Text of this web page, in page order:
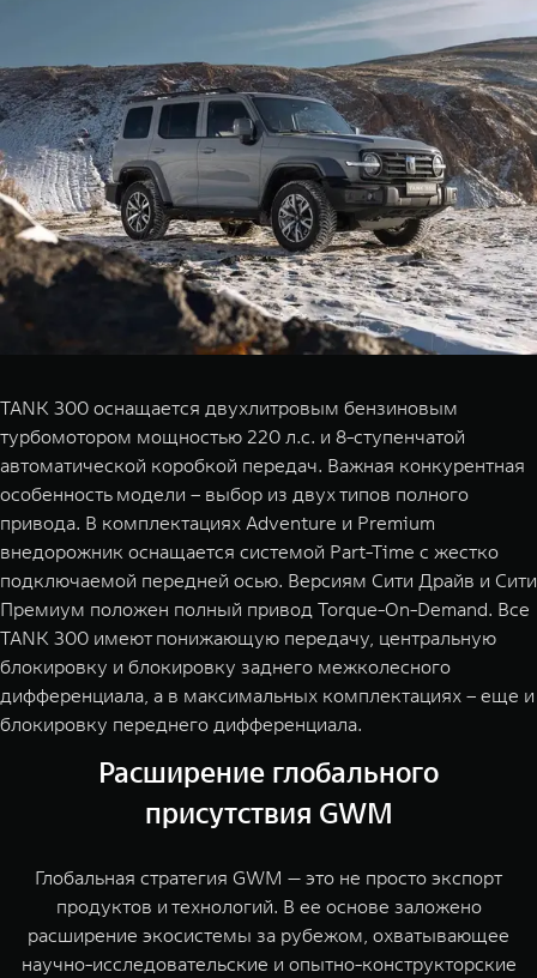
TANK 300 оснащается двухлитровым бензиновым
турбомотором мощностью 220 л.с. и 8-ступенчатой
автоматической коробкой передач. Важная конкурентная
особенность модели – выбор из двух типов полного
привода. В комплектациях Adventure и Premium
внедорожник оснащается системой Part-Time с жестко
подключаемой передней осью. Версиям Сити Драйв и Сити
Премиум положен полный привод Torque-On-Demand. Все
TANK 300 имеют понижающую передачу, центральную
блокировку и блокировку заднего межколесного
дифференциала, а в максимальных комплектациях – еще и
блокировку переднего дифференциала.
Расширение глобального
присутствия GWM
Глобальная стратегия GWM — это не просто экспорт
продуктов и технологий. В ее основе заложено
расширение экосистемы за рубежом, охватывающее
научно-исследовательские и опытно-конструкторские